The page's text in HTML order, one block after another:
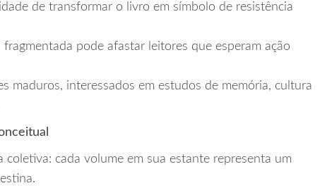
de transformar o livro em símbolo de resistência
fragmentada pode afastar leitores que esperam ação
maduros, interessados em estudos de memória, cultura
coletiva: cada volume em sua estante representa um